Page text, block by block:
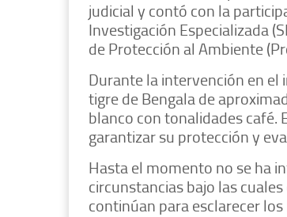
judicial y contó con la
Investigación Especializada
de Protección al Ambiente
Durante la intervención en
tigre de Bengala de
blanco con tonalidades café.
garantizar su protección y
Hasta el momento no se ha
circunstancias bajo las
continúan para esclarecer los